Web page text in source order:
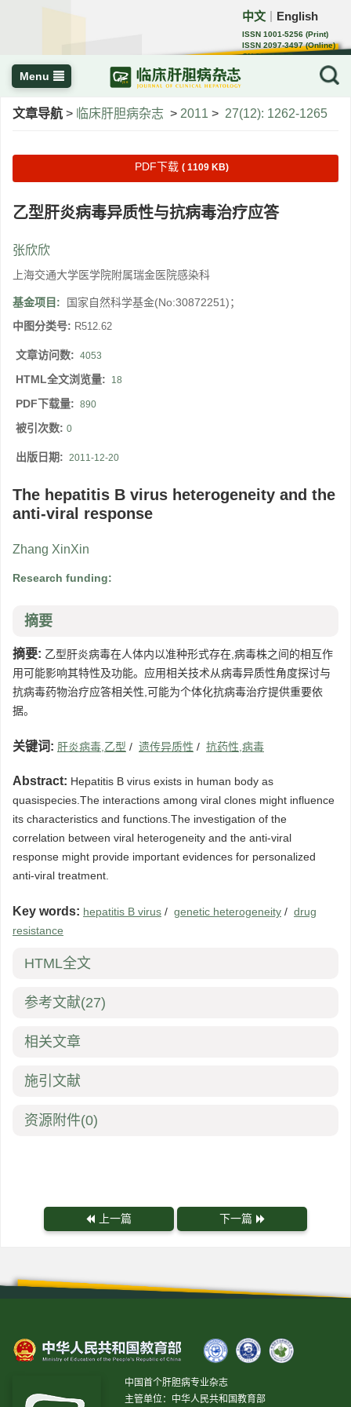
中文 English
ISSN 1001-5256 (Print)
ISSN 2097-3497 (Online)
CN 22-1108/R
Menu
文章导航 > 临床肝胆病杂志 > 2011 > 27(12): 1262-1265
PDF下载 ( 1109 KB)
乙型肝炎病毒异质性与抗病毒治疗应答
张欣欣
上海交通大学医学院附属瑞金医院感染科
基金项目:
国家自然科学基金(No:30872251)；
中图分类号: R512.62
文章访问数: 4053
HTML全文浏览量: 18
PDF下载量: 890
被引次数: 0
出版日期: 2011-12-20
The hepatitis B virus heterogeneity and the
anti-viral response
Zhang XinXin
Research funding:
摘要
摘要: 乙型肝炎病毒在人体内以准种形式存在,病毒株之间的相互作
用可能影响其特性及功能。应用相关技术从病毒异质性角度探讨与
抗病毒药物治疗应答相关性,可能为个体化抗病毒治疗提供重要依
据。
关键词: 肝炎病毒,乙型 / 遗传异质性 / 抗药性,病毒
Abstract: Hepatitis B virus exists in human body as
quasispecies.The interactions among viral clones might influence
its characteristics and functions.The investigation of the
correlation between viral heterogeneity and the anti-viral
response might provide important evidences for personalized
anti-viral treatment.
Key words: hepatitis B virus / genetic heterogeneity / drug
resistance
HTML全文
参考文献(27)
相关文章
施引文献
资源附件(0)
上一篇 下一篇
中国首个肝胆病专业杂志
主管单位：中华人民共和国教育部